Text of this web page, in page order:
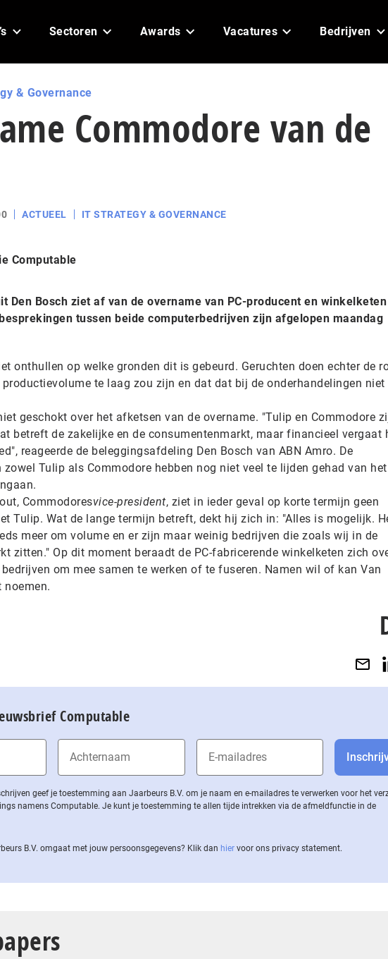
Sectoren Awards Vacatures Bedrijven
& Governance
Commodore van de
ACTUEEL IT STRATEGY & GOVERNANCE
Computable
Den Bosch ziet af van de overname van PC-producent en winkelketen
tussen beide computerbedrijven zijn afgelopen maandag
onthullen op welke gronden dit is gebeurd. Geruchten doen echter de
te laag zou zijn en dat dat bij de onderhandelingen niet
geschokt over het afketsen van de overname. "Tulip en Commodore
betreft de zakelijke en de consumentenmarkt, maar financieel vergaat
reageerde de beleggingsafdeling Den Bosch van ABN Amro. De
zowel Tulip als Commodore hebben nog niet veel te lijden gehad van het
Commodoresvice-president, ziet in ieder geval op korte termijn geen
Tulip. Wat de lange termijn betreft, dekt hij zich in: "Alles is mogelijk.
meer om volume en er zijn maar weinig bedrijven die zoals wij in de
zitten." Op dit moment beraadt de PC-fabricerende winkelketen zich
om mee samen te werken of te fuseren. Namen wil of kan Van
noemen.
Computable
geef je toestemming aan Jaarbeurs B.V. om je naam en e-mailadres te verwerken voor het
namens Computable. Je kunt je toestemming te allen tijde intrekken via de af­meld­func­tie in de
B.V. omgaat met jouw per­soons­ge­ge­vens? Klik dan hier voor ons privacy statement.